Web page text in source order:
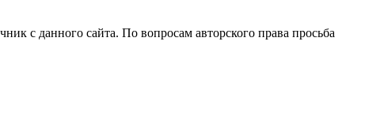
с данного сайта. По вопросам авторского права просьба